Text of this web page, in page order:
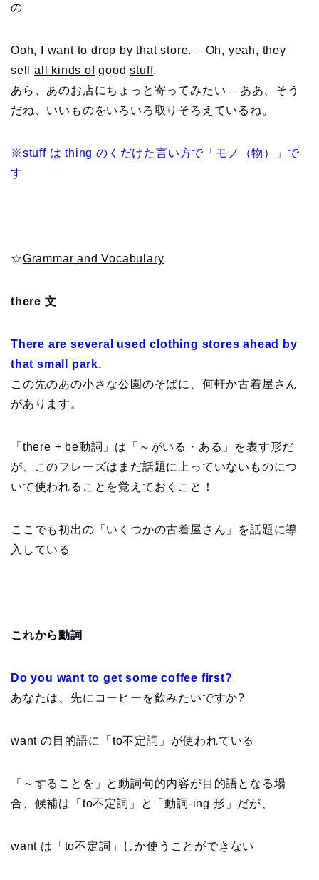
の
Ooh, I want to drop by that store. – Oh, yeah, they
sell all kinds ofgoodstuff.
あら、あのお店にちょっと寄ってみたい – ああ、そう
だね、いいものをいろいろ取りそろえているね。
※stuff は thing のくだけた言い方で「モノ（物）」で
す
☆Grammar and Vocabulary
there 文
There are several used clothing stores ahead by
that small park.
この先のあの小さな公園のそばに、何軒か古着屋さん
があります。
「there + be動詞」は「～がいる・ある」を表す形だ
が、このフレーズはまだ話題に上っていないものにつ
いて使われることを覚えておくこと！
ここでも初出の「いくつかの古着屋さん」を話題に導
入している
これから動詞
Do you want to get some coffee first?
あなたは、先にコーヒーを飲みたいですか?
want の目的語に「to不定詞」が使われている
「～することを」と動詞句的内容が目的語となる場
合、候補は「to不定詞」と「動詞-ing 形」だが、
want は「to不定詞」しか使うことができない